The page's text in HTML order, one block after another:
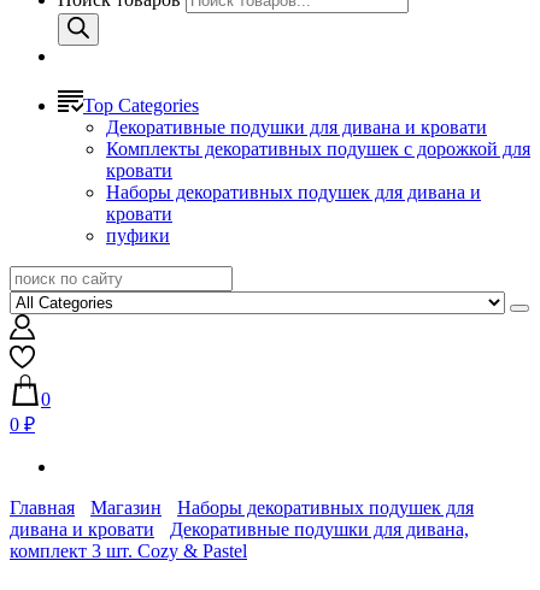
Top Categories
Декоративные подушки для дивана и кровати
Комплекты декоративных подушек с дорожкой для
кровати
Наборы декоративных подушек для дивана и
кровати
пуфики
0
0 ₽
Главная Магазин
Наборы декоративных подушек для
дивана и кровати
Декоративные подушки для дивана,
комплект 3 шт. Cozy & Pastel